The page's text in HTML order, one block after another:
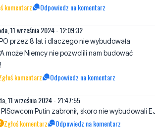
przez 8 lat i dlaczego nie wybudowała
komentarz Odpowiedz na komentarz
11 września 2024 - 21:47:55
Putin zabronił, skoro nie wybudowali
czwartek, 12 września 2024 - 05:06:51
problem, tobie dekiel się poluzował. PiS coś